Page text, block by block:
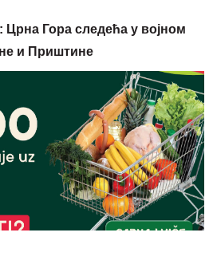
Гора следећа у војном
и Приштине